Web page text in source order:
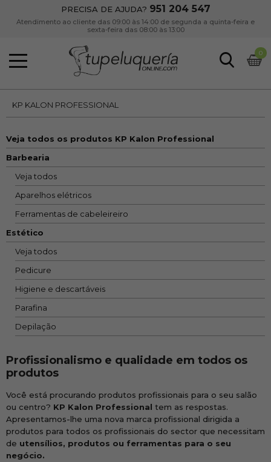
PRECISA DE AJUDA? 951 204 547
Atendimento ao cliente das 09:00 às 14:00 de segunda a quinta-feira e
sexta-feira das 08:00 às 13:00
0
KP KALON PROFESSIONAL
Veja todos os produtos KP Kalon Professional
Barbearia
Veja todos
Aparelhos elétricos
Ferramentas de cabeleireiro
Estético
Veja todos
Pedicure
Higiene e descartáveis
Parafina
Depilação
Profissionalismo e qualidade em todos os
produtos
Você está procurando produtos profissionais para o seu salão
ou centro? KP Kalon Professional tem as respostas.
Apresentamos-lhe uma nova marca profissional dirigida a
produtos para todos os profissionais do sector que necessitam
de utensílios, produtos ou ferramentas para o seu
negócio.